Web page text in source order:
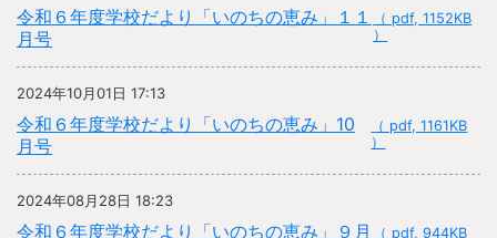
令和６年度学校だより「いのちの恵み」１１
月号
（ pdf, 1152KB
）
2024年10月01日 17:13
令和６年度学校だより「いのちの恵み」10
月号
（ pdf, 1161KB
）
2024年08月28日 18:23
令和６年度学校だより「いのちの恵み」９月
（ pdf, 944KB